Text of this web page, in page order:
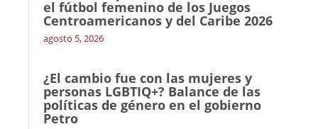
el fútbol femenino de los Juegos
Centroamericanos y del Caribe 2026
agosto 5, 2026
¿El cambio fue con las mujeres y
personas LGBTIQ+? Balance de las
políticas de género en el gobierno
Petro